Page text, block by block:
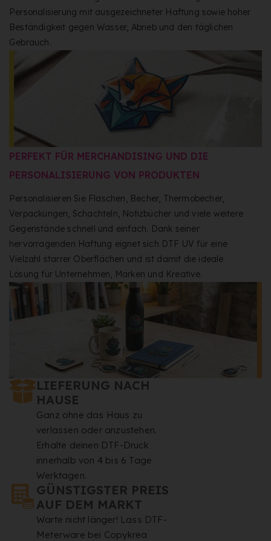
Personalisierung mit ausgezeichneter Haftung sowie hoher
Beständigkeit gegen Wasser, Abrieb und den täglichen
Gebrauch.
PERFEKT FÜR MERCHANDISING UND DIE
PERSONALISIERUNG VON PRODUKTEN
Personalisieren Sie Flaschen, Becher, Thermobecher,
Verpackungen, Schachteln, Notizbücher und viele weitere
Gegenstände schnell und einfach. Dank seiner
hervorragenden Haftung eignet sich DTF UV für eine
Vielzahl starrer Oberflächen und ist damit die ideale
Lösung für Unternehmen, Marken und Kreative.
LIEFERUNG NACH
HAUSE
Ganz ohne das Haus zu
verlassen oder anzustehen.
Erhalte deinen DTF-Druck
innerhalb von 4 bis 6 Tage
Werktagen.
GÜNSTIGSTER PREIS
AUF DEM MARKT
Warte nicht länger! Lass DTF-
Meterware bei Copykrea